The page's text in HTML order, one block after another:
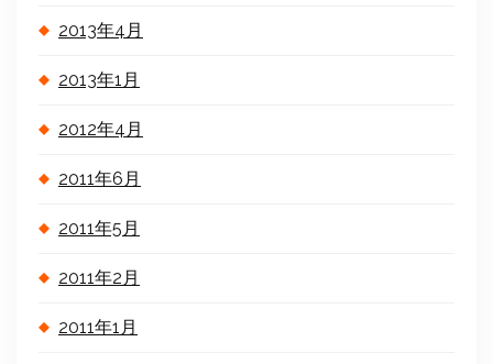
2013年4月
2013年1月
2012年4月
2011年6月
2011年5月
2011年2月
2011年1月